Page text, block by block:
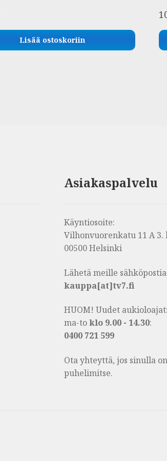
Lisää ostoskoriin
Asiakaspalvelu
Käyntiosoite:
Vilhonvuorenkatu 11 A 3.
00500 Helsinki
Lähetä meille
kauppa[at]tv7.fi
HUOM! Uudet aukioloajat:
ma-toklo 9.00 - 14.30:
0400 721 599
Ota yhteyttä, jos sinulla
puhelimitse.